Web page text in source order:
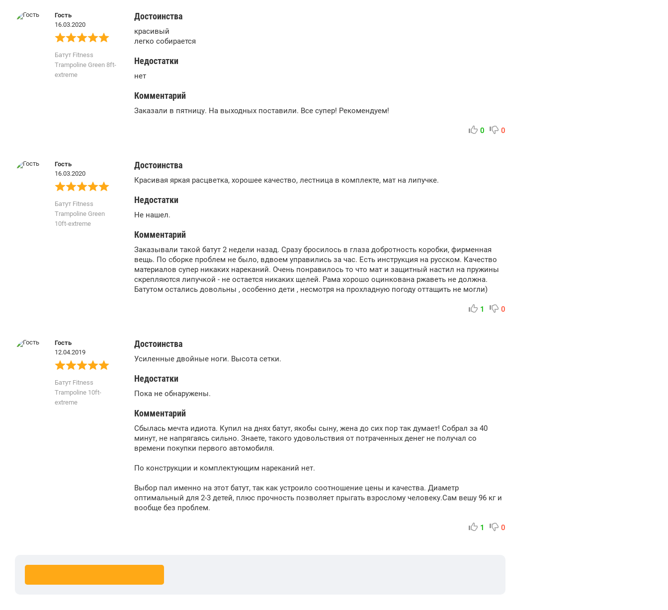
Гость
16.03.2020
Батут Fitness
Trampoline Green 8ft-
extreme
Достоинства
красивый
легко собирается
Недостатки
нет
Комментарий
Заказали в пятницу. На выходных поставили. Все супер! Рекомендуем!
0 0
Гость
16.03.2020
Батут Fitness
Trampoline Green
10ft-extreme
Достоинства
Красивая яркая расцветка, хорошее качество, лестница в комплекте, мат на липучке.
Недостатки
Не нашел.
Комментарий
Заказывали такой батут 2 недели назад. Сразу бросилось в глаза добротность коробки, фирменная
вещь. По сборке проблем не было, вдвоем управились за час. Есть инструкция на русском. Качество
материалов супер никаких нареканий. Очень понравилось то что мат и защитный настил на пружины
скрепляются липучкой - не остается никаких щелей. Рама хорошо оцинкована ржаветь не должна.
Батутом остались довольны , особенно дети , несмотря на прохладную погоду оттащить не могли)
1 0
Гость
12.04.2019
Батут Fitness
Trampoline 10ft-
extreme
Достоинства
Усиленные двойные ноги. Высота сетки.
Недостатки
Пока не обнаружены.
Комментарий
Сбылась мечта идиота. Купил на днях батут, якобы сыну, жена до сих пор так думает! Собрал за 40
минут, не напрягаясь сильно. Знаете, такого удовольствия от потраченных денег не получал со
времени покупки первого автомобиля.
По конструкции и комплектующим нареканий нет.
Выбор пал именно на этот батут, так как устроило соотношение цены и качества. Диаметр
оптимальный для 2-3 детей, плюс прочность позволяет прыгать взрослому человеку.Сам вешу 96 кг и
вообще без проблем.
1 0